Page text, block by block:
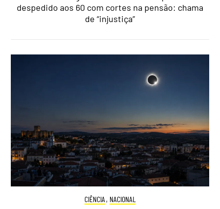
despedido aos 60 com cortes na pensão: chama
de “injustiça”
CIÊNCIA , NACIONAL